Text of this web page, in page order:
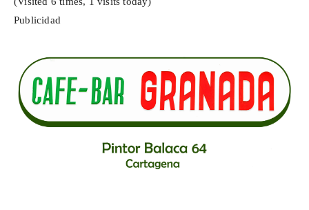
Publicidad